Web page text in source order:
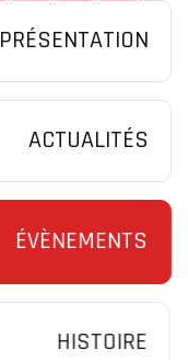
PRÉSENTATION
ACTUALITÉS
ÉVÈNEMENTS
HISTOIRE